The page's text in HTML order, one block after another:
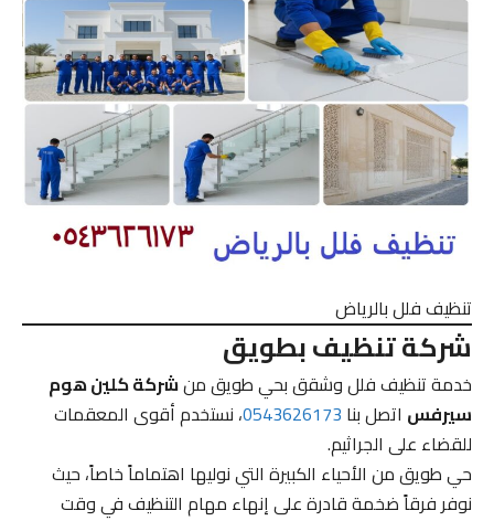
تنظيف فلل بالرياض
شركة تنظيف بطويق
خدمة تنظيف فلل وشقق بحي طويق منشركة كلين هوم
سيرفساتصل بنا0543626173، نستخدم أقوى المعقمات
للقضاء على الجراثيم.
حي طويق من الأحياء الكبيرة التي نوليها اهتماماً خاصاً، حيث
نوفر فرقاً ضخمة قادرة على إنهاء مهام التنظيف في وقت